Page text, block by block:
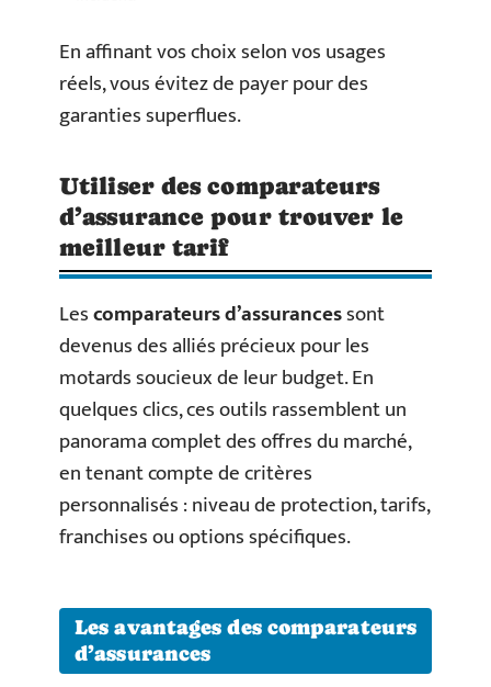
En affinant vos choix selon vos usages
réels, vous évitez de payer pour des
garanties superflues.
Utiliser des comparateurs
d’assurance pour trouver le
meilleur tarif
Lescomparateurs d’assurancessont
devenus des alliés précieux pour les
motards soucieux de leur budget. En
quelques clics, ces outils rassemblent un
panorama complet des offres du marché,
en tenant compte de critères
personnalisés : niveau de protection, tarifs,
franchises ou options spécifiques.
Les avantages des comparateurs
d’assurances